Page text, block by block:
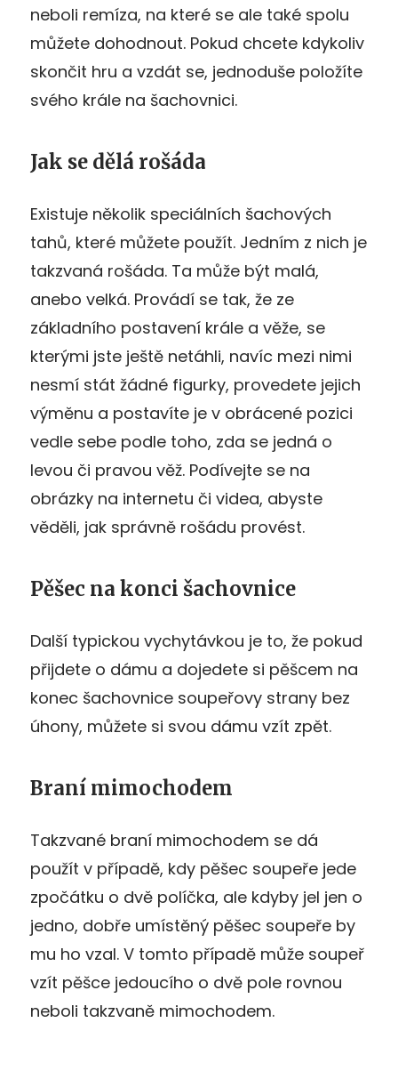
neboli remíza, na které se ale také spolu
můžete dohodnout. Pokud chcete kdykoliv
skončit hru a vzdát se, jednoduše položíte
svého krále na šachovnici.
Jak se dělá rošáda
Existuje několik speciálních šachových
tahů, které můžete použít. Jedním z nich je
takzvaná rošáda. Ta může být malá,
anebo velká. Provádí se tak, že ze
základního postavení krále a věže, se
kterými jste ještě netáhli, navíc mezi nimi
nesmí stát žádné figurky, provedete jejich
výměnu a postavíte je v obrácené pozici
vedle sebe podle toho, zda se jedná o
levou či pravou věž. Podívejte se na
obrázky na internetu či videa, abyste
věděli, jak správně rošádu provést.
Pěšec na konci šachovnice
Další typickou vychytávkou je to, že pokud
přijdete o dámu a dojedete si pěšcem na
konec šachovnice soupeřovy strany bez
úhony, můžete si svou dámu vzít zpět.
Braní mimochodem
Takzvané braní mimochodem se dá
použít v případě, kdy pěšec soupeře jede
zpočátku o dvě políčka, ale kdyby jel jen o
jedno, dobře umístěný pěšec soupeře by
mu ho vzal. V tomto případě může soupeř
vzít pěšce jedoucího o dvě pole rovnou
neboli takzvaně mimochodem.